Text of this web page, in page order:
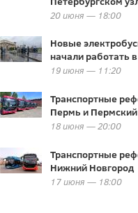
20 июня — 18:00
Новые
начали работать
19 июня — 11:20
Транспортные
Пермь и
18 июня — 20:00
Транспортные
Нижний Новгород
17 июня — 18:00